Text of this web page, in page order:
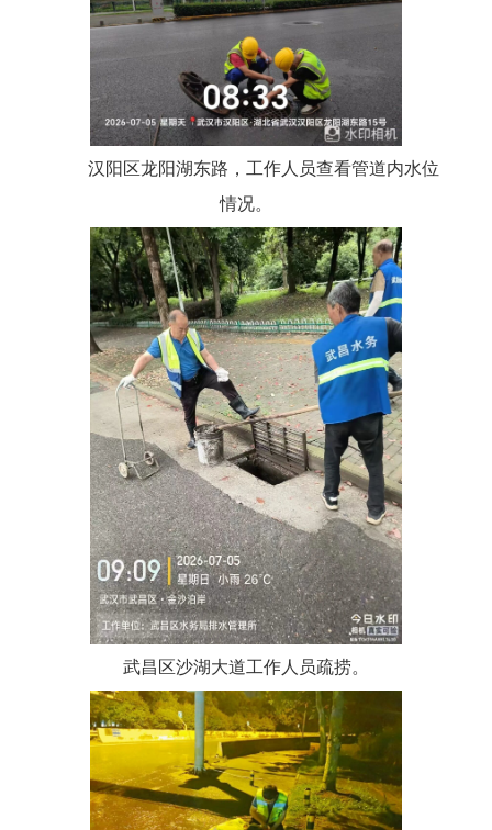
汉阳区龙阳湖东路，工作人员查看管道内水位
情况。
武昌区沙湖大道工作人员疏捞。